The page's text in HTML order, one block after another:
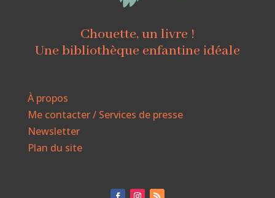
Chouette, un livre !
Une bibliothèque enfantine idéale
À propos
Me contacter / Services de presse
Newsletter
Plan du site